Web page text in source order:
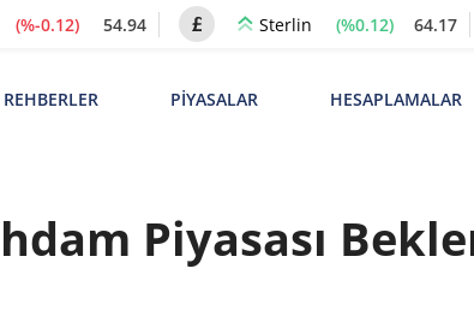
(%-0.12) 54.94 Sterlin (%0.12) 64.17
REHBERLER PİYASALAR HESAPLAMALAR
Piyasası